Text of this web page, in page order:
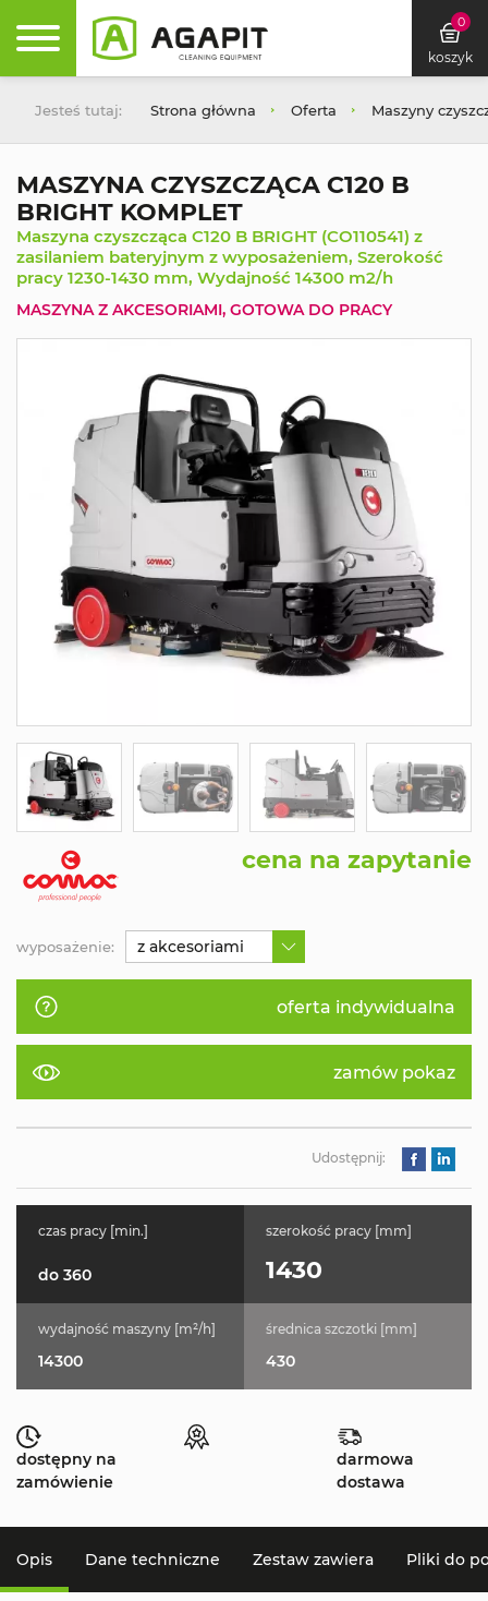
0
koszyk
Jesteś tutaj: Strona główna Oferta Maszyny
MASZYNA CZYSZCZĄCA C120 B
BRIGHT KOMPLET
Maszyna czyszcząca C120 B BRIGHT (CO110541) z
zasilaniem bateryjnym z wyposażeniem, Szerokość
pracy 1230-1430 mm, Wydajność 14300 m2/h
MASZYNA Z AKCESORIAMI, GOTOWA DO PRACY
cena na zapytanie
oferta indywidualna
zamów pokaz
wyposażenie: z akcesoriami
Udostępnij:
czas pracy [min.]
do 360
szerokość pracy [mm]
1430
wydajność maszyny [m²/h]
14300
średnica szczotki [mm]
430
dostępny na
zamówienie
darmowa
dostawa
Opis Dane techniczne Zestaw zawiera Pliki do